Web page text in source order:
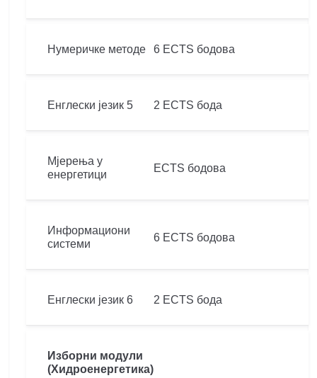
Нумеричке методе 6 ECTS бодова
Енглески језик 5 2 ECTS бода
Мјерења у
енергетици
ECTS бодова
Информациони
системи
6 ECTS бодова
Енглески језик 6 2 ECTS бода
Изборни модули
(Хидроенергетика)